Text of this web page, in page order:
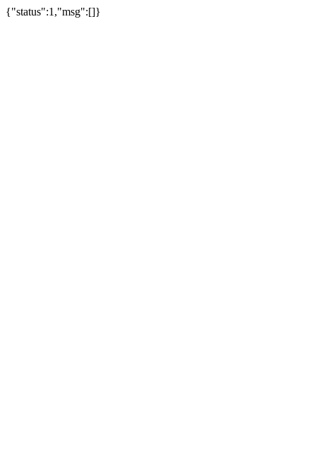
{"status":1,"msg":[]}